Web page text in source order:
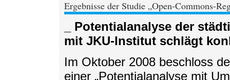
Ergebnisse der Studie „Open-Commons-
_ Potentialanalyse der
mit JKU-Institut schlägt
Im Oktober 2008 beschloss
einer „Potentialanalyse mit